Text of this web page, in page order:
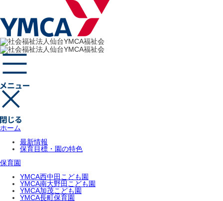
ホーム
最新情報
保育目標・園の特色
保育園
YMCA西中田こども園
YMCA南大野田こども園
YMCA加茂こども園
YMCA長町保育園